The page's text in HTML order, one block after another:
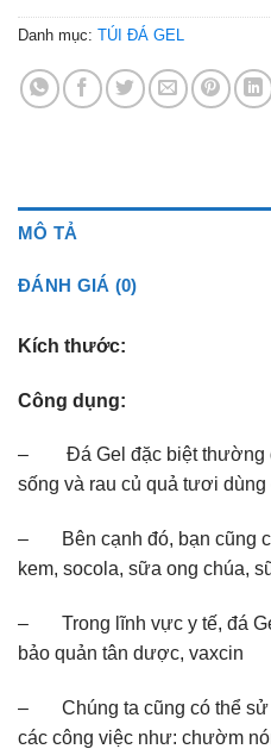
Danh mục: TÚI ĐÁ GEL
MÔ TẢ
ĐÁNH GIÁ (0)
Kích thước:
Công dụng:
– Đá Gel đặc biệt thường
sống và rau củ quả tươi dùng
– Bên cạnh đó, bạn cũng
kem, socola, sữa ong chúa,
– Trong lĩnh vực y tế, đá
bảo quản tân dược, vaxcin
– Chúng ta cũng có thể sử
các công việc như: chườm